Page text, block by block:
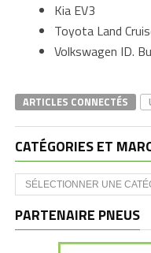
Kia EV3
Toyota Land
Volkswagen ID.
ARTICLES CONNECTÉS
CATÉGORIES ET
Catégories
et
PARTENAIRE PNEUS